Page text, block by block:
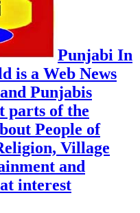
Punjabi In
is a Web News
Punjabis
parts of the
People of
Village
and
interest